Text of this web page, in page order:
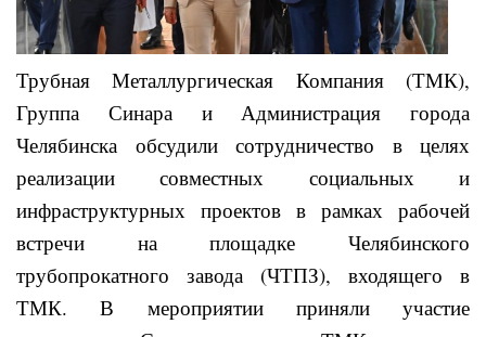
Трубная Металлургическая Компания (ТМК),
Группа Синара и Администрация города
Челябинска обсудили сотрудничество в целях
реализации совместных социальных и
инфраструктурных проектов в рамках рабочей
встречи на площадке Челябинского
трубопрокатного завода (ЧТПЗ), входящего в
ТМК. В мероприятии приняли участие